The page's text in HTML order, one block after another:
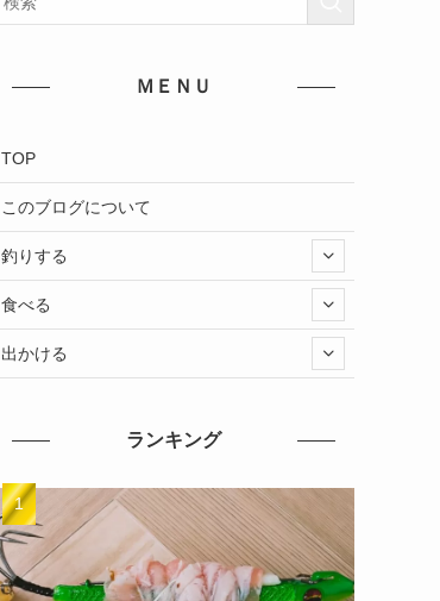
ＭＥＮＵ
TOP
このブログについて
釣りする
食べる
出かける
ランキング